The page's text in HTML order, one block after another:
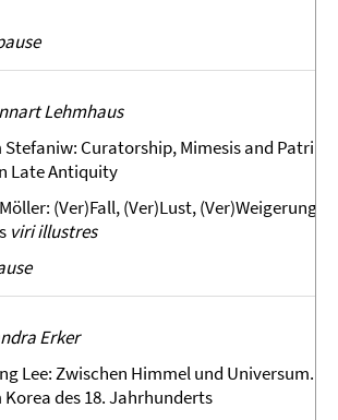
Lehmhaus
Curatorship, Mimesis and
Antiquity
(Ver)Fall, (Ver)Lust, (Ver)Weigerung.
viri illustres
Erker
Lee: Zwischen Himmel und Universum.
des 18. Jahrhunderts